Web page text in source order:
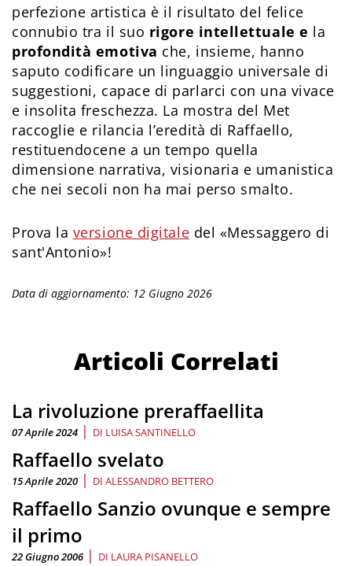
perfezione artistica è il risultato del felice
connubio tra il suo rigore intellettuale e la
profondità emotiva che, insieme, hanno
saputo codificare un linguaggio universale di
suggestioni, capace di parlarci con una vivace
e insolita freschezza. La mostra del Met
raccoglie e rilancia l’eredità di Raffaello,
restituendocene a un tempo quella
dimensione narrativa, visionaria e umanistica
che nei secoli non ha mai perso smalto.
Prova la versione digitale del «Messaggero di
sant'Antonio»!
Data di aggiornamento: 12 Giugno 2026
Articoli Correlati
La rivoluzione preraffaellita
07 Aprile 2024 | DI LUISA SANTINELLO
Raffaello svelato
15 Aprile 2020 | DI ALESSANDRO BETTERO
Raffaello Sanzio ovunque e sempre
il primo
22 Giugno 2006 | DI LAURA PISANELLO